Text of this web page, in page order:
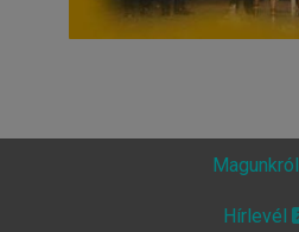
Magunkról
Hírlevél